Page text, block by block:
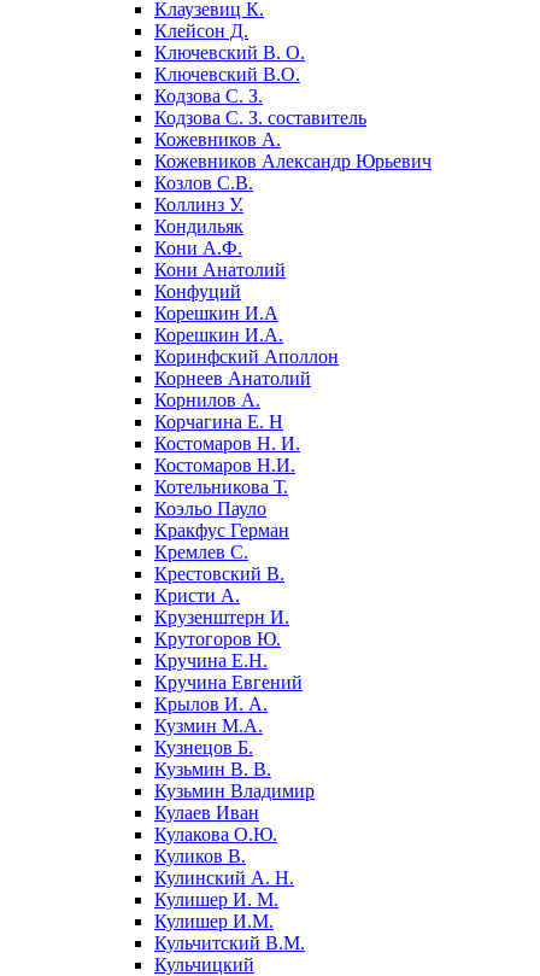
Клаузевиц К.
Клейсон Д.
Ключевский В. О.
Ключевский В.О.
Кодзова С. З.
Кодзова С. З. составитель
Кожевников А.
Кожевников Александр Юрьевич
Козлов С.В.
Коллинз У.
Кондильяк
Кони А.Ф.
Кони Анатолий
Конфуций
Корешкин И.А
Корешкин И.А.
Коринфский Аполлон
Корнеев Анатолий
Корнилов А.
Корчагина Е. Н
Костомаров Н. И.
Костомаров Н.И.
Котельникова Т.
Коэльо Пауло
Кракфус Герман
Кремлев С.
Крестовский В.
Кристи А.
Крузенштерн И.
Крутогоров Ю.
Кручина Е.Н.
Кручина Евгений
Крылов И. А.
Кузмин М.А.
Кузнецов Б.
Кузьмин В. В.
Кузьмин Владимир
Кулаев Иван
Кулакова О.Ю.
Куликов В.
Кулинский А. Н.
Кулишер И. М.
Кулишер И.М.
Кульчитский В.М.
Кульчицкий